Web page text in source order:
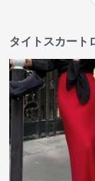
タイトスカート